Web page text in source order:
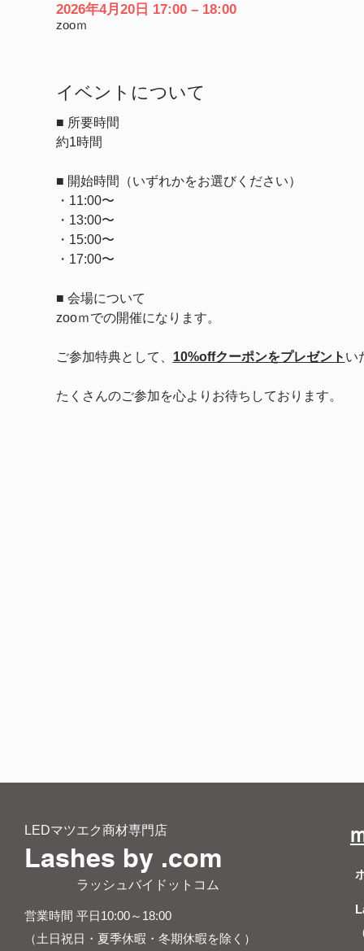
2026年4月20日 17:00 – 18:00
zooｍ
イベントについて
■ 所要時間
約1時間
■ 開始時間（いずれかをお選びください）
・11:00〜
・13:00〜
・15:00〜
・17:00〜
■ 会場について
zooｍでの開催になります。
ご参加特典として、 10%offクーポンをプレゼント い
たくさんのご参加を心よりお待ちしております。
LEDマツエク商材専門店
Lashes by .com
​ ラッシュバイドットコム
営業時間 平日10:00～18:00
（土日祝日・夏季休暇・冬期休暇を除く）